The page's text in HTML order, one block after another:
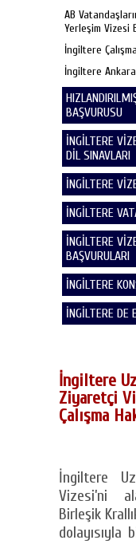
AB
Yerleşim Vizesi
İngiltere
İngiltere
BAŞVURUSU
İNGİLTERE
DİL SINAVLARI
İNGİLTERE
İNGİLTERE
İNGİLTERE
BAŞVURULARI
İNGİLTERE
İNGİLTERE DE
İngiltere
Ziyaretçi
Çalışma
İngiltere
Vizesi’ni
Birleşik
dolayısıyla